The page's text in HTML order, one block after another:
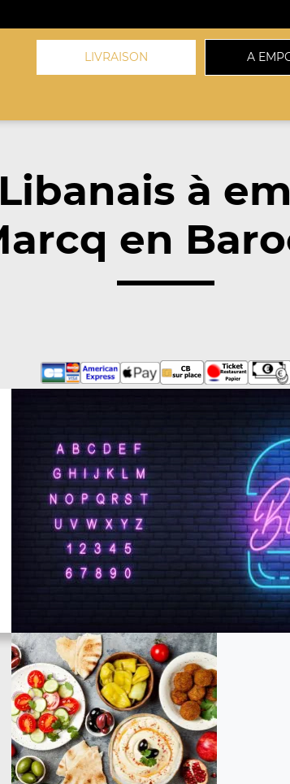
LIVRAISON A
à
en